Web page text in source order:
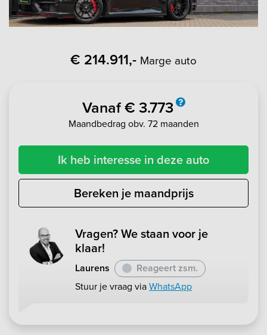
€ 214.911,- Marge auto
Vanaf € 3.773
Maandbedrag obv. 72 maanden
Ik heb interesse in deze auto
Bereken je maandprijs
Vragen? We staan voor je
klaar!
Laurens
Reageert zsm.
Stuur je vraag viaWhatsApp